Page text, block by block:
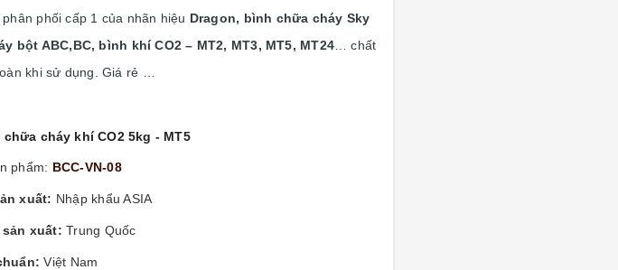
phân phối cấp 1 của nhãn hiệu Dragon, bình chữa cháy Sky
bột ABC,BC, bình khí CO2 – MT2, MT3, MT5, MT24… chất
khi sử dụng. Giá rẻ …
chữa cháy khí CO2 5kg - MT5
phẩm: BCC-VN-08
xuất: Nhập khẩu ASIA
xuất: Trung Quốc
Việt Nam